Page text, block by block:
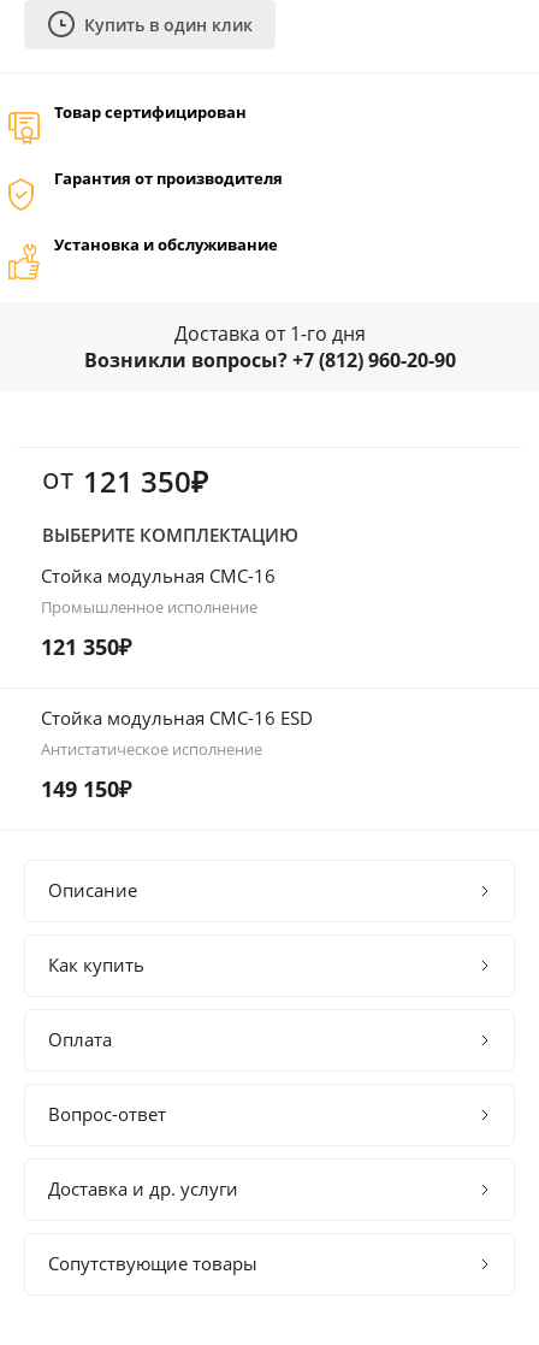
Купить в один клик
Товар сертифицирован
Гарантия от производителя
Установка и обслуживание
Доставка от 1-го дня
Возникли вопросы? +7 (812) 960-20-90
от 121 350₽
ВЫБЕРИТЕ КОМПЛЕКТАЦИЮ
Стойка модульная СМС-16
Промышленное исполнение
121 350₽
Стойка модульная СМС-16 ESD
Антистатическое исполнение
149 150₽
Описание
Как купить
Оплата
Вопрос-ответ
Доставка и др. услуги
Сопутствующие товары